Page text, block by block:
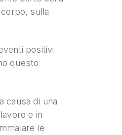
sulla
positivi
questo
causa di una
e in
le